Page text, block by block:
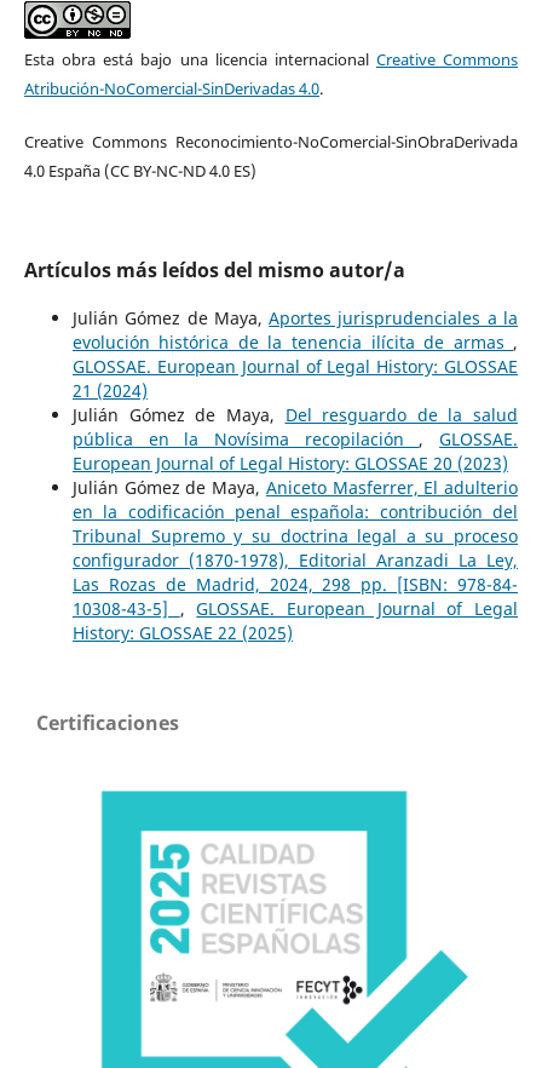
Esta obra está bajo una licencia internacional Creative Commons
Atribución-NoComercial-SinDerivadas 4.0.
Creative Commons Reconocimiento-NoComercial-SinObraDerivada
4.0 España (CC BY-NC-ND 4.0 ES)
Artículos más leídos del mismo autor/a
Julián Gómez de Maya,Aportes jurisprudenciales a la
evolución histórica de la tenencia ilícita de armas ,
GLOSSAE. European Journal of Legal History: GLOSSAE
21 (2024)
Julián Gómez de Maya, Del resguardo de la salud
pública en la Novísima recopilación ,GLOSSAE.
European Journal of Legal History: GLOSSAE 20 (2023)
Julián Gómez de Maya, Aniceto Masferrer, El adulterio
en la codificación penal española: contribución del
Tribunal Supremo y su doctrina legal a su proceso
configurador (1870-1978), Editorial Aranzadi La Ley,
Las Rozas de Madrid, 2024, 298 pp. [ISBN: 978-84-
10308-43-5] ,GLOSSAE. European Journal of Legal
History: GLOSSAE 22 (2025)
Certificaciones